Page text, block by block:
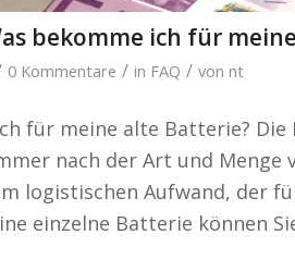
bekomme ich für
0 Kommentare / in FAQ / von nt
für meine alte Batterie? Die
nach der Art und Menge
logistischen Aufwand, der
einzelne Batterie können